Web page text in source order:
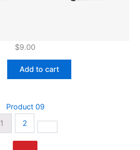
$9.00
Add to cart
Product 09
1
2